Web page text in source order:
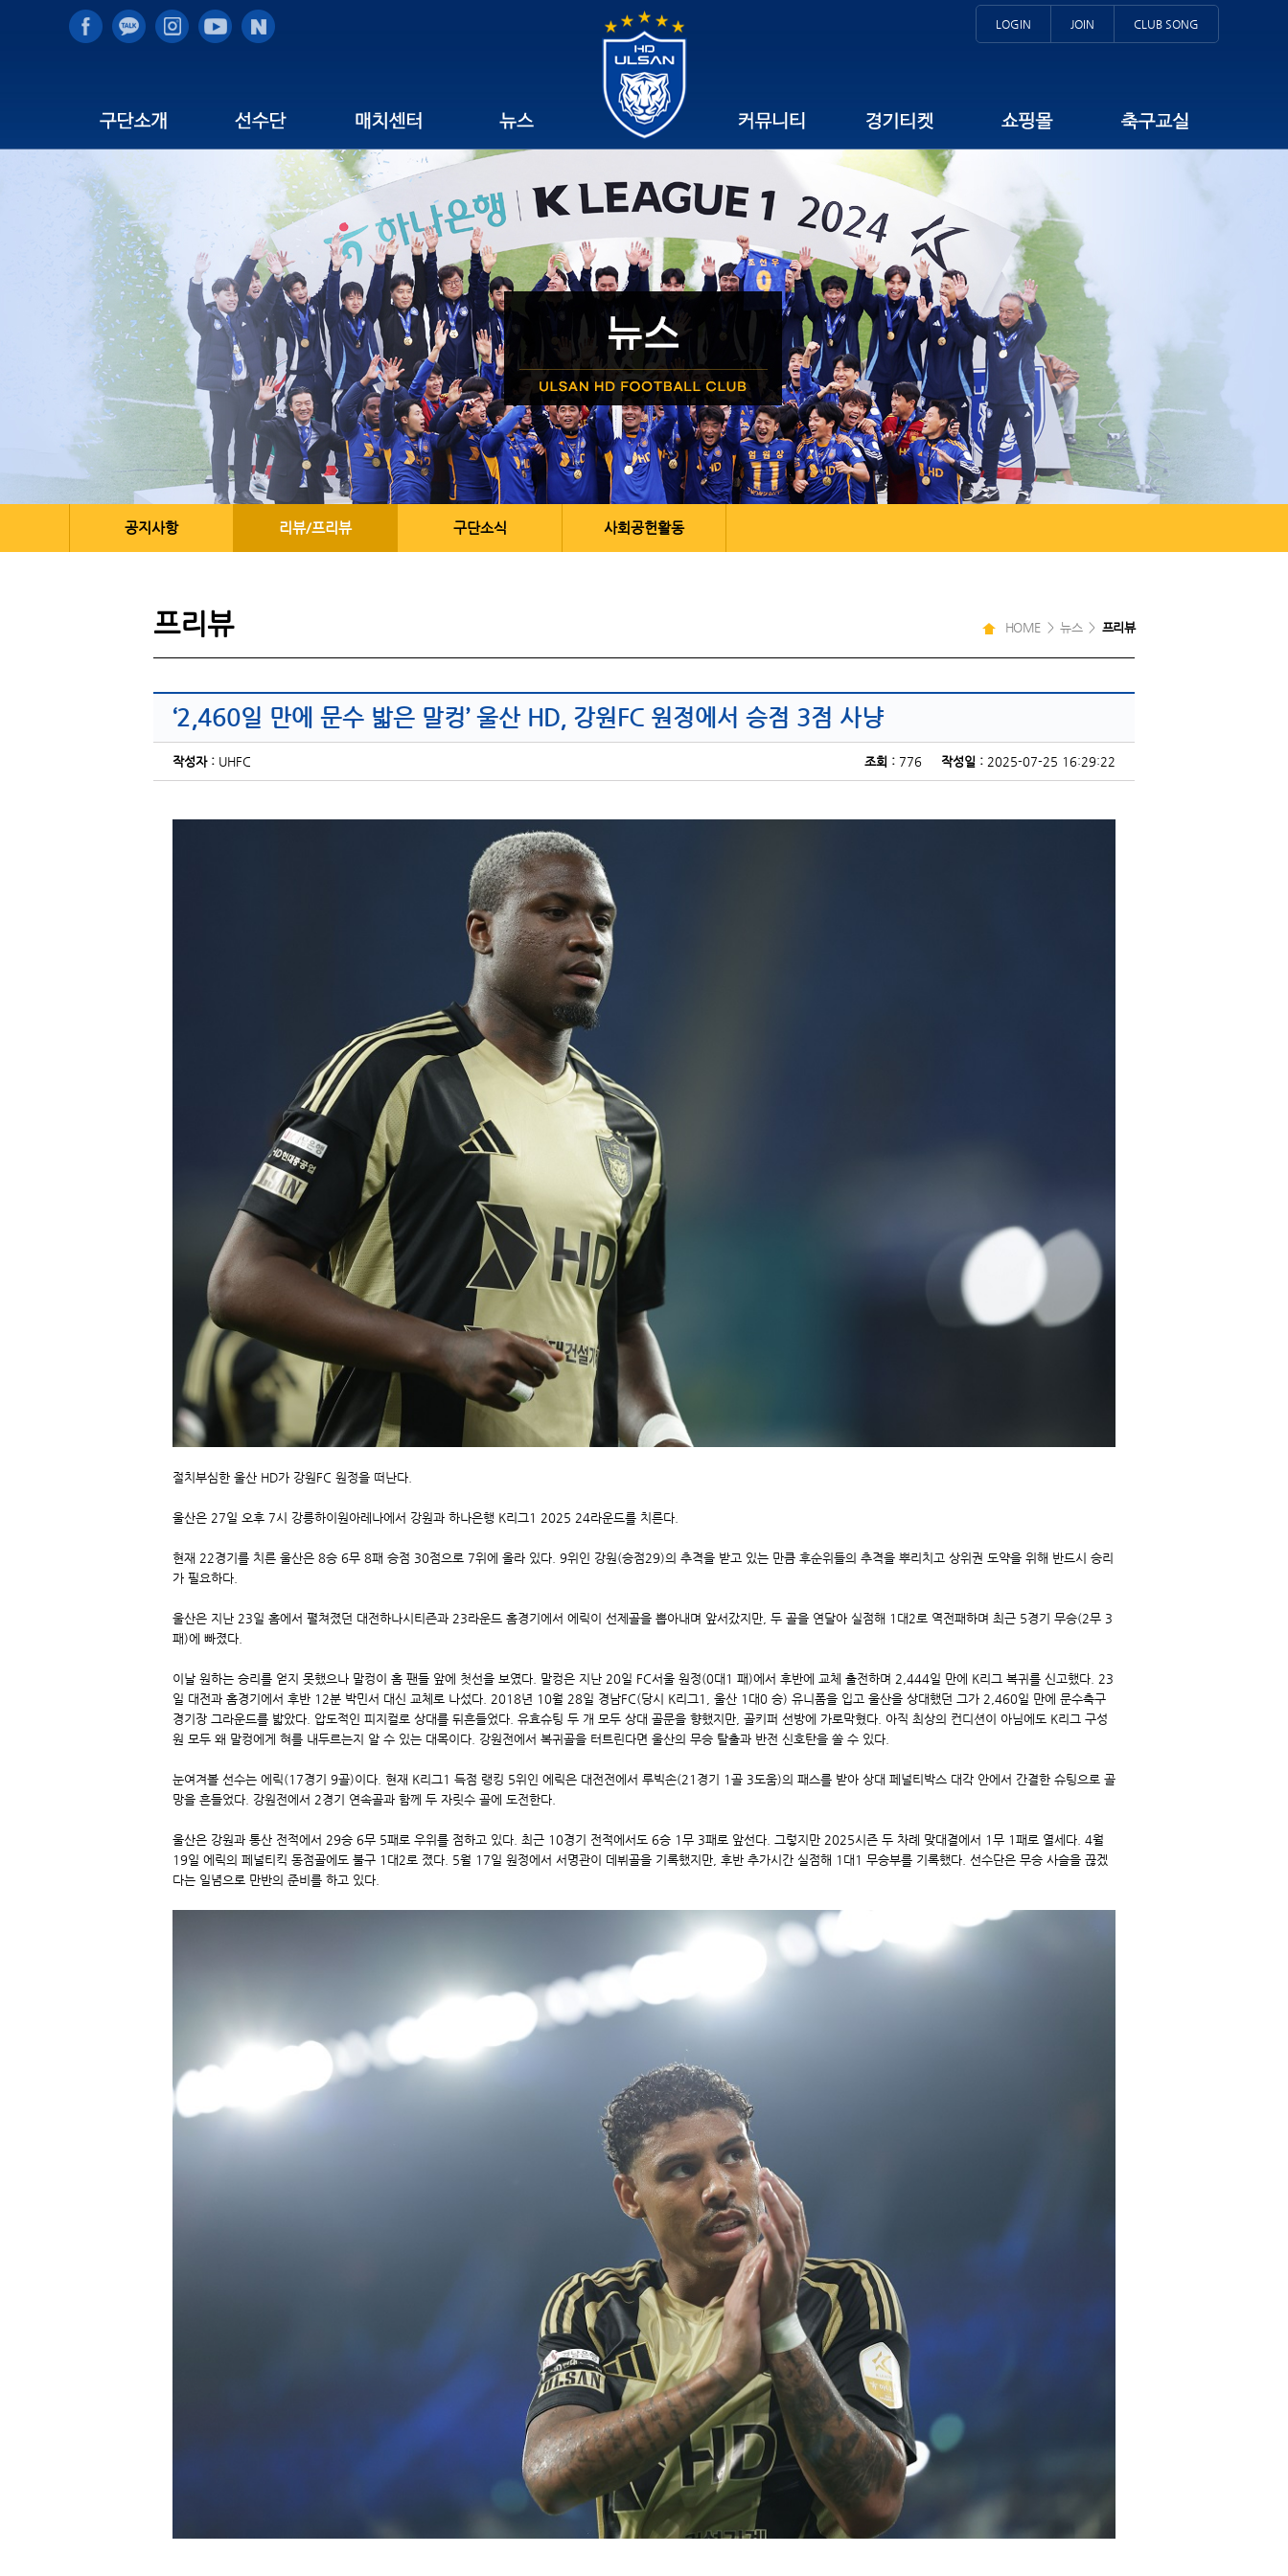
LOGIN JOIN CLUB SONG
공지사항 리뷰/프리뷰 구단소식 사회공헌활동
프리뷰 HOME > 뉴스 > 프리뷰
‘2,460일 만에 문수 밟은 말컹’ 울산 HD, 강원FC 원정에서 승점 3점 사냥
작성자 : UHFC 작성일 : 2025-07-25 16:29:22
조회 : 776
절치부심한 울산 HD가 강원FC 원정을 떠난다.
울산은 27일 오후 7시 강릉하이원아레나에서 강원과 하나은행 K리그1 2025 24라운드를 치른다.
현재 22경기를 치른 울산은 8승 6무 8패 승점 30점으로 7위에 올라 있다. 9위인 강원(승점29)의 추격을 받고 있는 만큼 후순위들의 추격을 뿌리치고 상위권 도약을 위해 반드시 승리
가 필요하다.
울산은 지난 23일 홈에서 펼쳐졌던 대전하나시티즌과 23라운드 홈경기에서 에릭이 선제골을 뽑아내며 앞서갔지만, 두 골을 연달아 실점해 1대2로 역전패하며 최근 5경기 무승(2무 3
패)에 빠졌다.
이날 원하는 승리를 얻지 못했으나 말컹이 홈 팬들 앞에 첫선을 보였다. 말컹은 지난 20일 FC서울 원정(0대1 패)에서 후반에 교체 출전하며 2,444일 만에 K리그 복귀를 신고했다. 23
일 대전과 홈경기에서 후반 12분 박민서 대신 교체로 나섰다. 2018년 10월 28일 경남FC(당시 K리그1, 울산 1대0 승) 유니폼을 입고 울산을 상대했던 그가 2,460일 만에 문수축구
경기장 그라운드를 밟았다. 압도적인 피지컬로 상대를 뒤흔들었다. 유효슈팅 두 개 모두 상대 골문을 향했지만, 골키퍼 선방에 가로막혔다. 아직 최상의 컨디션이 아님에도 K리그 구성
원 모두 왜 말컹에게 혀를 내두르는지 알 수 있는 대목이다. 강원전에서 복귀골을 터트린다면 울산의 무승 탈출과 반전 신호탄을 쏠 수 있다.
눈여겨볼 선수는 에릭(17경기 9골)이다. 현재 K리그1 득점 랭킹 5위인 에릭은 대전전에서 루빅손(21경기 1골 3도움)의 패스를 받아 상대 페널티박스 대각 안에서 간결한 슈팅으로 골
망을 흔들었다. 강원전에서 2경기 연속골과 함께 두 자릿수 골에 도전한다.
울산은 강원과 통산 전적에서 29승 6무 5패로 우위를 점하고 있다. 최근 10경기 전적에서도 6승 1무 3패로 앞선다. 그렇지만 2025시즌 두 차례 맞대결에서 1무 1패로 열세다. 4월
19일 에릭의 페널티킥 동점골에도 불구 1대2로 졌다. 5월 17일 원정에서 서명관이 데뷔골을 기록했지만, 후반 추가시간 실점해 1대1 무승부를 기록했다. 선수단은 무승 사슬을 끊겠
다는 일념으로 만반의 준비를 하고 있다.